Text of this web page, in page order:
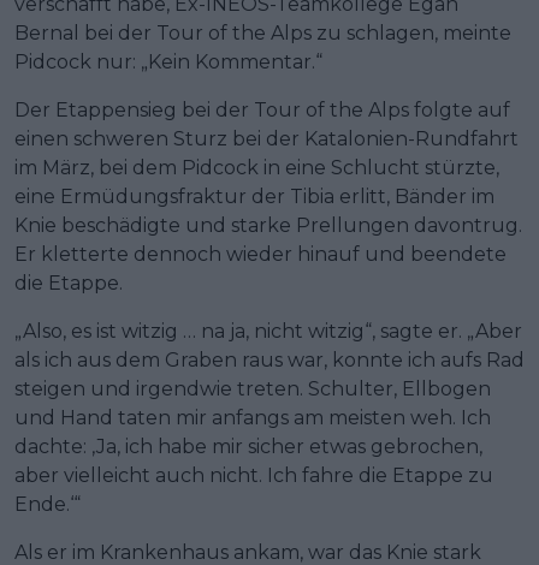
Bernal bei der Tour of the Alps zu schlagen, meinte
Pidcock nur: „Kein Kommentar.“
Der Etappensieg bei der Tour of the Alps folgte auf
einen schweren Sturz bei der Katalonien-Rundfahrt
im März, bei dem Pidcock in eine Schlucht stürzte,
eine Ermüdungsfraktur der Tibia erlitt, Bänder im
Knie beschädigte und starke Prellungen davontrug.
Er kletterte dennoch wieder hinauf und beendete
die Etappe.
„Also, es ist witzig … na ja, nicht witzig“, sagte er. „Aber
als ich aus dem Graben raus war, konnte ich aufs Rad
steigen und irgendwie treten. Schulter, Ellbogen
und Hand taten mir anfangs am meisten weh. Ich
dachte: ‚Ja, ich habe mir sicher etwas gebrochen,
aber vielleicht auch nicht. Ich fahre die Etappe zu
Ende.‘“
Als er im Krankenhaus ankam, war das Knie stark